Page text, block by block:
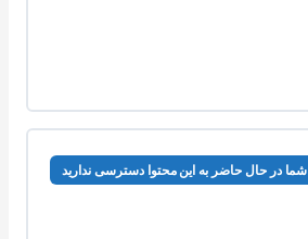
شما در حال حاضر به این محتوا دسترسی ندارید